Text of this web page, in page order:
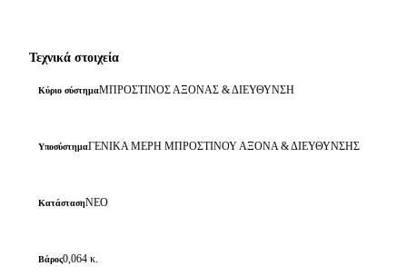
Τεχνικά στοιχεία
Κύριο σύστημαΜΠΡΟΣΤΙΝΟΣ ΑΞΟΝΑΣ & ΔΙΕΥΘΥΝΣΗ
ΥποσύστημαΓΕΝΙΚΑ ΜΕΡΗ ΜΠΡΟΣΤΙΝΟΥ ΑΞΟΝΑ & ΔΙΕΥΘΥΝΣΗΣ
ΚατάστασηΝΕΟ
Βάρος0,064 κ.